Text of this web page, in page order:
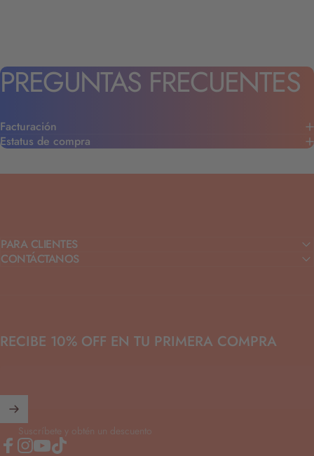
PREGUNTAS FRECUENTES
Facturación
Estatus de compra
PARA CLIENTES
CONTÁCTANOS
RECIBE 10% OFF EN TU PRIMERA COMPRA
Suscríbete y obtén un descuento